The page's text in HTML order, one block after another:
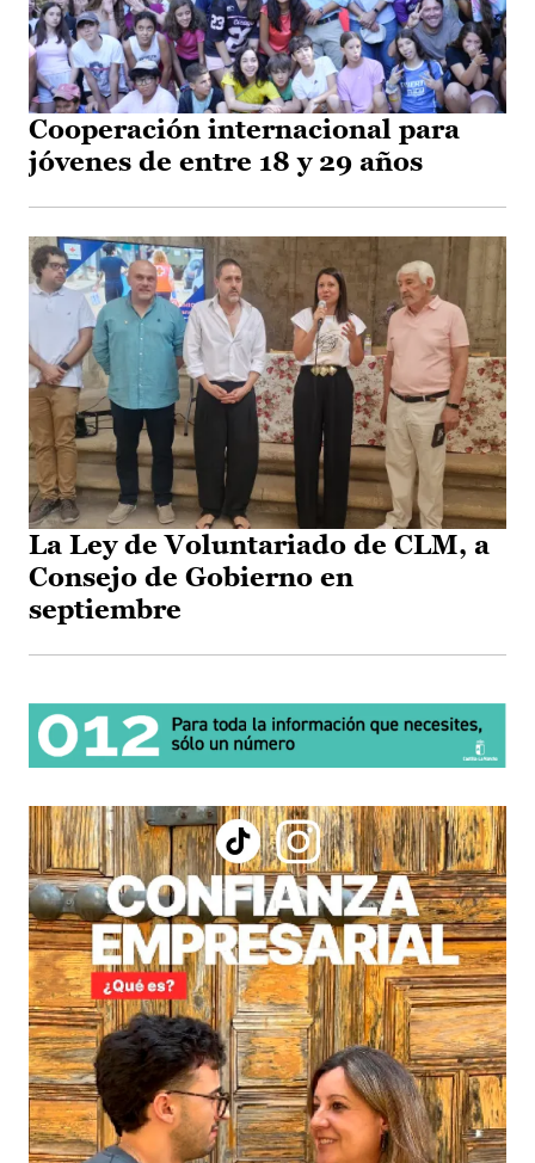
Cooperación internacional para
jóvenes de entre 18 y 29 años
La Ley de Voluntariado de CLM, a
Consejo de Gobierno en
septiembre